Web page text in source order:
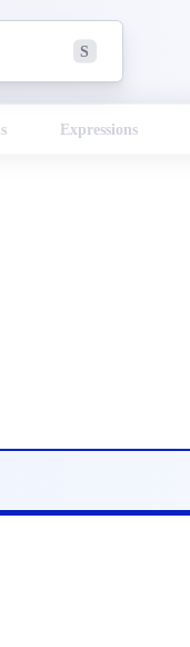
S
Expressions